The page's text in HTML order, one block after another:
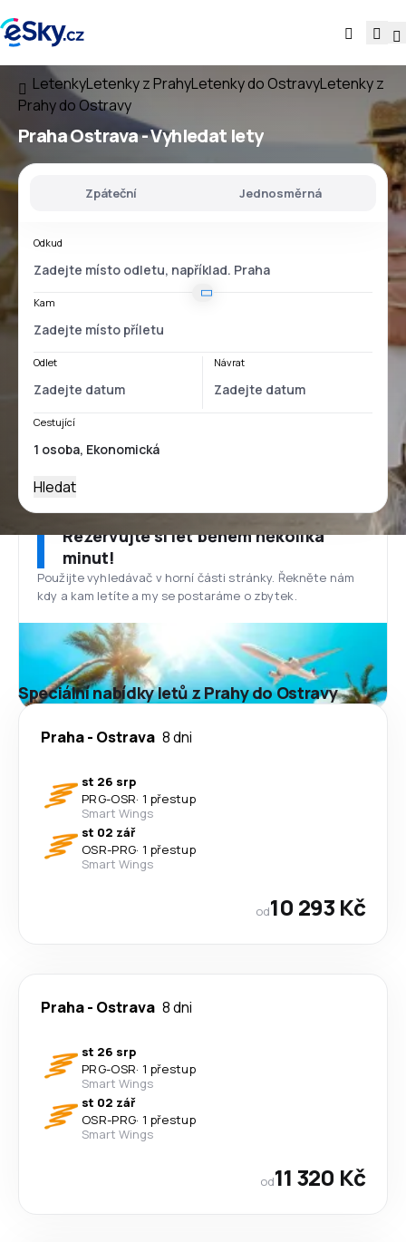
LetenkyLetenky z PrahyLetenky do OstravyLetenky z
Prahy do Ostravy
Praha Ostrava- Vyhledat lety
Zpáteční Jednosměrná
Odkud
Kam
Odlet Návrat
Cestující
Hledat
Rezervujte si let během několika
minut!
Použijte vyhledávač v horní části stránky. Řekněte nám
kdy a kam letíte a my se postaráme o zbytek.
Speciální nabídky letů z Prahy do Ostravy
Praha- Ostrava 8 dni
st 26 srp
PRG-OSR· 1 přestup
Smart Wings
st 02 zář
OSR-PRG· 1 přestup
Smart Wings
od10 293 Kč
Praha- Ostrava 8 dni
st 26 srp
PRG-OSR· 1 přestup
Smart Wings
st 02 zář
OSR-PRG· 1 přestup
Smart Wings
od11 320 Kč